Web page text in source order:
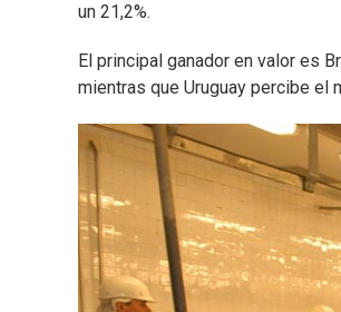
un 21,2%.
El principal ganador en valor es
mientras que Uruguay percibe el